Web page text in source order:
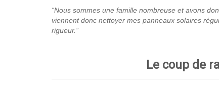
“Nous sommes une famille nombreuse et avons
viennent donc nettoyer mes panneaux solaires
rigueur.”
Le coup de